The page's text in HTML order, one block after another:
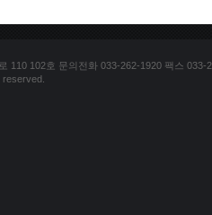
110 102호 문의전화 033-262-1920 팩스 033-